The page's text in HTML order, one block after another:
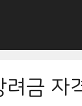
려금 자